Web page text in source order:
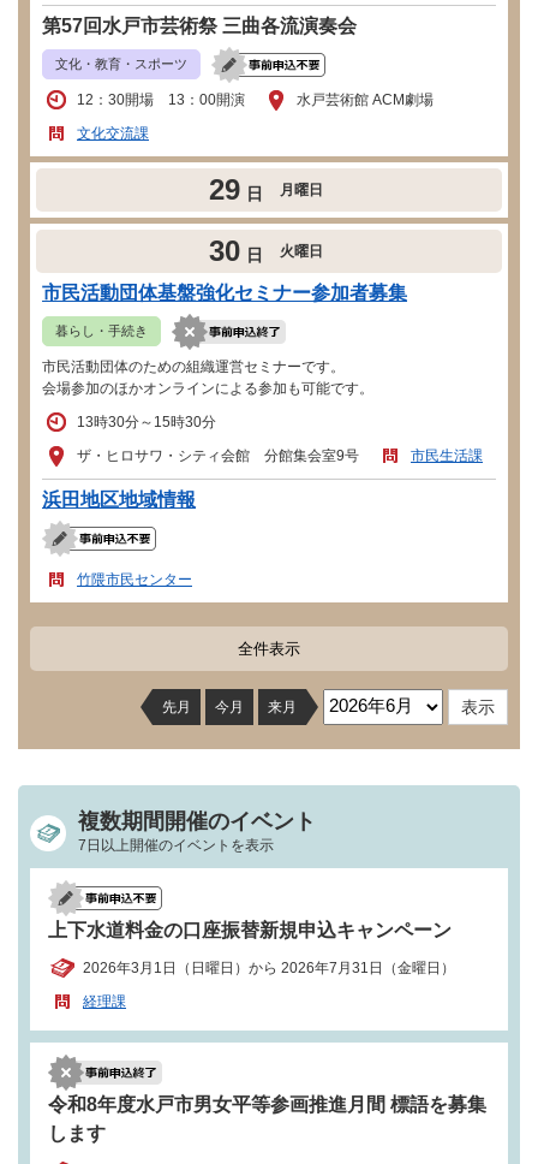
第57回水戸市芸術祭 三曲各流演奏会
文化・教育・スポーツ
12：30開場 13：00開演
水戸芸術館 ACM劇場
文化交流課
29 日 月曜日
30 日 火曜日
市民活動団体基盤強化セミナー参加者募集
暮らし・手続き
市民活動団体のための組織運営セミナーです。
会場参加のほかオンラインによる参加も可能です。
13時30分～15時30分
ザ・ヒロサワ・シティ会館 分館集会室9号
市民生活課
浜田地区地域情報
竹隈市民センター
全件表示
先月 今月 来月
複数期間開催のイベント
7日以上開催のイベントを表示
上下水道料金の口座振替新規申込キャンペーン
2026年3月1日（日曜日）から 2026年7月31日（金曜日）
経理課
令和8年度水戸市男女平等参画推進月間 標語を募集
します